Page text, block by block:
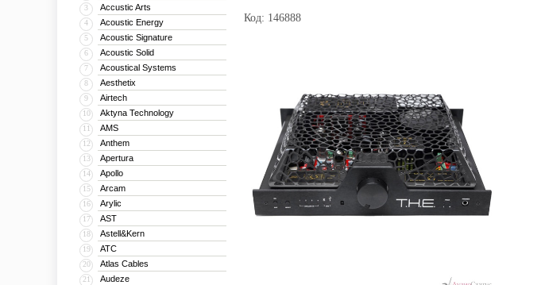
3 Accustic Arts
4 Acoustic Energy
5 Acoustic Signature
6 Acoustic Solid
7 Acoustical Systems
8 Aesthetix
9 Airtech
10 Aktyna Technology
11 AMS
12 Anthem
13 Apertura
14 Apollo
15 Arcam
16 Arylic
17 AST
18 Astell&Kern
19 ATC
20 Atlas Cables
21 Audeze
Код: 146888